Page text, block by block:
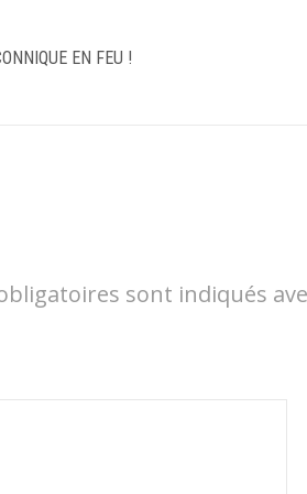
EN FEU !
sont indiqués